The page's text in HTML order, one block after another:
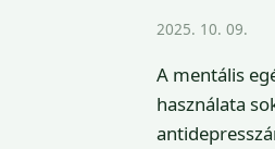
2025. 10. 09.
A mentális
használata